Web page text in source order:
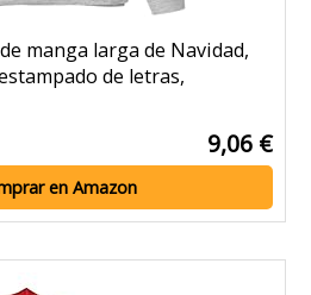
manga larga de Navidad,
de letras,
9,06 €
en Amazon